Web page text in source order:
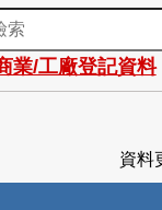
業/工廠登記資料
資料